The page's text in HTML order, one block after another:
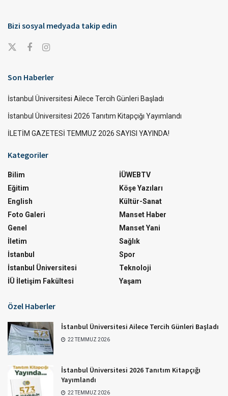
Bizi sosyal medyada takip edin
Son Haberler
İstanbul Üniversitesi Ailece Tercih Günleri Başladı
İstanbul Üniversitesi 2026 Tanıtım Kitapçığı Yayımlandı
İLETİM GAZETESİ TEMMUZ 2026 SAYISI YAYINDA!
Kategoriler
Bilim
Eğitim
English
Foto Galeri
Genel
İletim
İstanbul
İstanbul Üniversitesi
İÜ İletişim Fakültesi
İÜWEBTV
Köşe Yazıları
Kültür-Sanat
Manset Haber
Manset Yani
Sağlık
Spor
Teknoloji
Yaşam
Özel Haberler
İstanbul Üniversitesi Ailece Tercih Günleri Başladı
22 TEMMUZ 2026
İstanbul Üniversitesi 2026 Tanıtım Kitapçığı
Yayımlandı
22 TEMMUZ 2026